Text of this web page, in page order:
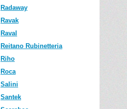
Radaway
Ravak
Raval
Reitano Rubinetteria
Riho
Roca
Salini
Santek